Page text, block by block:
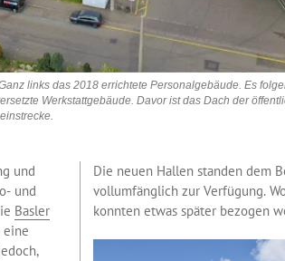
links das 2018 errichtete Personalgebäude. Es
Werkstattgebäude. Davor ist das Dach der
und
und
Basler
eine
Die neuen Hallen standen dem
vollumfänglich zur Verfügung.
konnten etwas später bezogen